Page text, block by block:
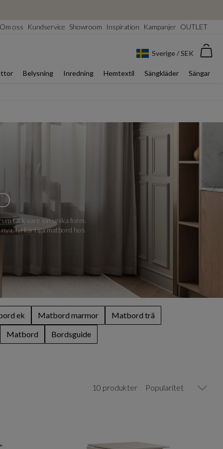
Om oss Kundservice Showroom Inspiration Kampanjer OUTLET
Sverige / SEK
Belysning Inredning Hemtextil Sängkläder Sängar
tack vare sin unika form.
fyrkantiga matbord hos
ek Matbord marmor
Matbord trä
Matbord
Bordsguide
10 produkter Popularitet